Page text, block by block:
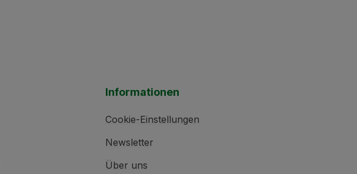
Informationen
Cookie-Einstellungen
Newsletter
Über uns